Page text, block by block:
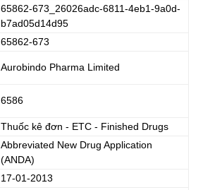
65862-673_26026adc-6811-4eb1-9a0d-
b7ad05d14d95
65862-673
Aurobindo Pharma Limited
6586
Thuốc kê đơn - ETC - Finished Drugs
Abbreviated New Drug Application
(ANDA)
17-01-2013